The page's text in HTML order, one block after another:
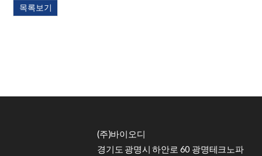
목록보기
(주)바이오디
경기도 광명시 하안로 60 광명테크노파